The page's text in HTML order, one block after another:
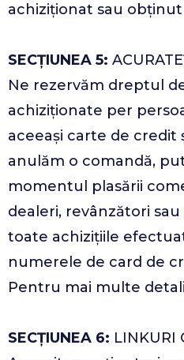
achiziționat sau
SECȚIUNEA 5:
Ne rezervăm dreptul
achiziționate per
aceeași carte de credit
anulăm o comandă,
momentul plasării
dealeri, revânzători
toate achizițiile
numerele de card de
Pentru mai multe
SECȚIUNEA 6: LINKURI